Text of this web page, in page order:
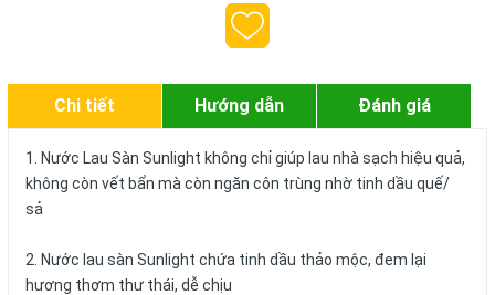
Chi tiết Hướng dẫn Đánh giá
1. Nước Lau Sàn Sunlight không chỉ giúp lau nhà sạch hiệu quả,
không còn vết bẩn mà còn ngăn côn trùng nhờ tinh dầu quế/
sả
2. Nước lau sàn Sunlight chứa tinh dầu thảo mộc, đem lại
hương thơm thư thái, dễ chịu